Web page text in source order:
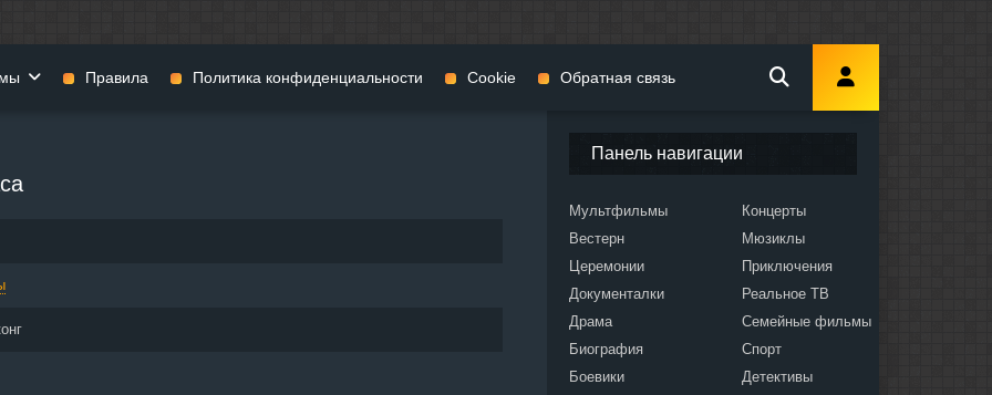
Панель навигации
Мультфильмы
Вестерн
Церемонии
Документалки
Драма
Биография
Боевики
Концерты
Мюзиклы
Приключения
Реальное ТВ
Семейные фильмы
Спорт
Детективы
Правила Политика конфиденциальности Cookie Обратная связь